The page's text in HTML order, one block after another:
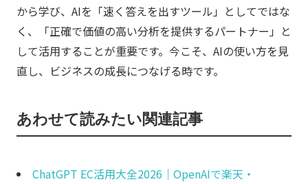
から学び、AIを「速く答えを出すツール」としてではな
く、「正確で価値の高い分析を提供するパートナー」と
して活用することが重要です。今こそ、AIの使い方を見
直し、ビジネスの成長につなげる時です。
あわせて読みたい関連記事
ChatGPT EC活用大全2026｜OpenAIで楽天・